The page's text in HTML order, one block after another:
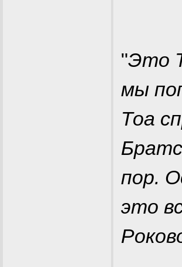
"Это
мы
Тоа
пор.
это